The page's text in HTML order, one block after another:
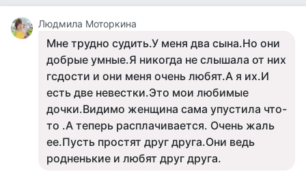
Людмила Моторкина
Мне трудно судить.У меня два сына.Но они
добрые умные.Я никогда не слышала от них
гсдости и они меня очень любят.А я их.И
есть две невестки.Это мои любимые
дочки.Видимо женщина сама упустила что-
то .А теперь расплачивается. Очень жаль
ее.Пусть простят друг друга.Они ведь
родненькие и любят друг друга.